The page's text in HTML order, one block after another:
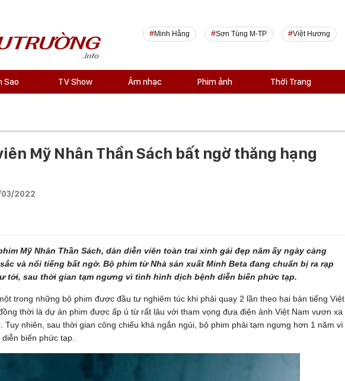
Minh Hằng Sơn Tùng M-TP Việt Hương
Sao TV Show Âm nhạc Phim ảnh Thời Trang
Mỹ Nhân Thần Sách bất ngờ thăng hạng
03/2022
Mỹ Nhân Thần Sách, dàn diễn viên toàn trai xinh gái đẹp năm ấy ngày càng
và nổi tiếng bất ngờ. Bộ phim từ Nhà sản xuất Minh Beta đang chuẩn bị ra rạp
tới, sau thời gian tạm ngưng vì tình hình dịch bệnh diễn biến phức tạp.
trong những bộ phim được đầu tư nghiêm túc khi phải quay 2 lần theo hai bản tiếng Việt
thời là dự án phim được ấp ủ từ rất lâu với tham vọng đưa điện ảnh Việt Nam vươn xa
Tuy nhiên, sau thời gian công chiếu khá ngắn ngủi, bộ phim phải tạm ngưng hơn 1 năm vì
biến phức tạp.